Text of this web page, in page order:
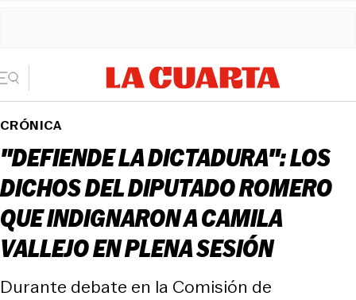
CRÓNICA
"DEFIENDE LA DICTADURA": LOS
DICHOS DEL DIPUTADO ROMERO
QUE INDIGNARON A CAMILA
VALLEJO EN PLENA SESIÓN
Durante debate en la Comisión de